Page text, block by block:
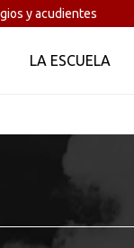
y acudientes
LA ESCUELA